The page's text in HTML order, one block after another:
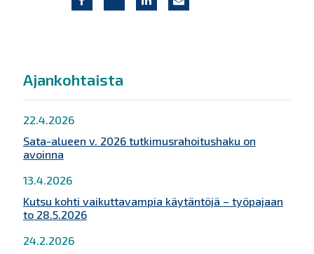
Ajankohtaista
22.4.2026
Sata-alueen v. 2026 tutkimusrahoitushaku on
avoinna
13.4.2026
Kutsu kohti vaikuttavampia käytäntöjä – työpajaan
to 28.5.2026
24.2.2026